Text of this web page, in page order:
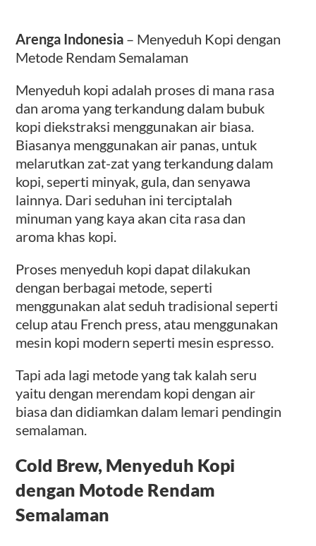
Arenga Indonesia – Menyeduh Kopi dengan
Metode Rendam Semalaman
Menyeduh kopi adalah proses di mana rasa
dan aroma yang terkandung dalam bubuk
kopi diekstraksi menggunakan air biasa.
Biasanya menggunakan air panas, untuk
melarutkan zat-zat yang terkandung dalam
kopi, seperti minyak, gula, dan senyawa
lainnya. Dari seduhan ini terciptalah
minuman yang kaya akan cita rasa dan
aroma khas kopi.
Proses menyeduh kopi dapat dilakukan
dengan berbagai metode, seperti
menggunakan alat seduh tradisional seperti
celup atau French press, atau menggunakan
mesin kopi modern seperti mesin espresso.
Tapi ada lagi metode yang tak kalah seru
yaitu dengan merendam kopi dengan air
biasa dan didiamkan dalam lemari pendingin
semalaman.
Cold Brew, Menyeduh Kopi
dengan Motode Rendam
Semalaman